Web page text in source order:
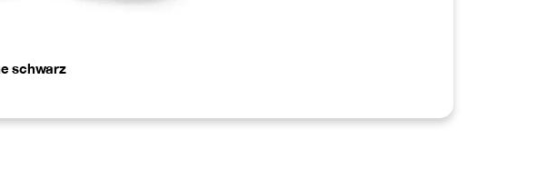
schwarz